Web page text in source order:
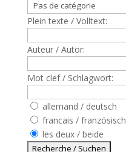
Plein texte / Volltext:
Auteur / Autor:
Mot clef / Schlagwort:
allemand / deutsch
francais / französisch
les deux / beide